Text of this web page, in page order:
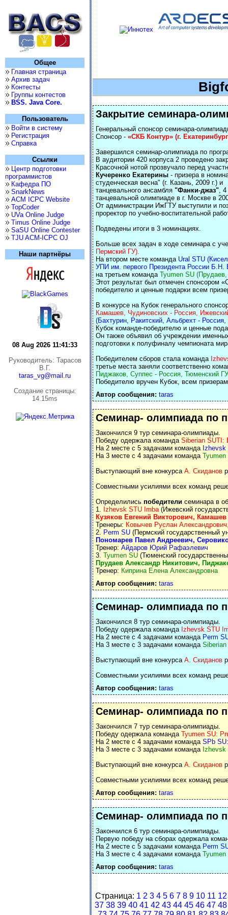
Общее
Главная страница
Архив задач
Контесты
Группы контестов
BSS. Java Core.
Пользователь
Войти в систему
Регистрация
Справка
Ссылки
Центр подготовки
программистов
Кафедра ПО
SnarkNews
ACM ICPC Website
TopCoder
UVa Online Judge
Timus Online Judge
SaSU Online Contester
TJU ACM-ICPC OJ
Наши партнёры
08 Aug 2026 11:41:33
Руководитель: Тарасов
В.Г.
taras_vg@mail.ru
Cоздание страницы:
14.15ms
Закрытие семинара-
Генеральный спонсор семинара-
Спонсор - «СКБ Контур» (г.
Завершился семинар-олимпиада по
В аудитории 420 корпуса 2 проведено
Красочной нотой прозвучало перед
Кучеренко Екатерины - призера в
студенческая весна" (г. Казань, 2009 г.) и
танцевального ансамбля "Фанки-джаз", 4
танцевальной олимпиаде в г. Москве в
От администрации ИжГТУ выступили и
проректор по учебно-воспитательной
Подведены итоги в 3 номинациях.
Больше всех задач в ходе семинара с
Пермский ГУ).
На втором месте команда Ural STU
УПИ им. первого Президента России Б.Н.
на третьем команда Tyumen SU
Этот результат был отмечен спонсором
победителю и ценные подарки всем
В конкурсе на Кубок генерального
Камашев, Чудиновских - Россия,
(Бахтурин, Ракитский, Альбрехт -
Кубок команде-победителю и ценные
Он также объявил об учреждении
подготовки к полуфиналу чемпионата
Победителем сборов стала команда
третье места заняли соответственно
Пиджаков, Суппес - Россия, Тюменский
Победителю вручен Кубок, всем
Автор сообщения: taras
Семинар- олимпиада по
Закончился 9 тур семинара-олимпиады.
Победу одержала команда Siberian SUTI:
На 2 месте с 5 задачами команда
На 3 месте с 4 задачами команда
Выступающий вне конкурса А. Скиданов
Совместными усилиями всех команд
Определились победители семинара в
1. Izhevsk STU Imba(Ижевский
Кузяков Евгений Викторович,
Тренеры: Ковычев Руслан
2. Perm SU (Пермский государственный
Пономарев Павел Андреевич,
Тренер: Айдаров Юрий Рафаэлевич
3. Tyumen SU (Тюменский
Прудаев Александр Никитович,
Тренер: Киприна Елена Александровна
Автор сообщения: taras
Семинар- олимпиада по
Закончился 8 тур семинара-олимпиады.
Победу одержала команда Izhevsk STU
На 2 месте с 4 задачами команда Perm
На 3 месте с 3 задачами команда
Выступающий вне конкурса А. Скиданов
Совместными усилиями всех команд
Автор сообщения: taras
Семинар- олимпиада по
Закончился 7 тур семинара-олимпиады.
Победу одержала команда Tyumen SU:
На 2 месте с 4 задачами команда SPb
На 3 месте с 3 задачами команда
Выступающий вне конкурса А. Скиданов
Совместными усилиями всех команд
Автор сообщения: taras
Семинар- олимпиада по
Закончился 6 тур семинара-олимпиады.
Первую победу на сборах одержала
На 2 месте с 5 задачами команда Perm
На 3 месте с 4 задачами команда
Автор сообщения: taras
Страница: 1 2 3 4 5 6 7 8 9 10 11 12
37 38 39 40 41 42 43 44 45 46 47 48